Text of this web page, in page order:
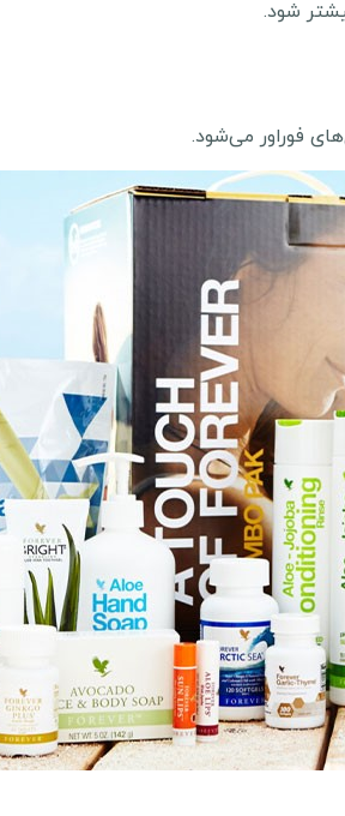
شود.
فوراور می‌شود.